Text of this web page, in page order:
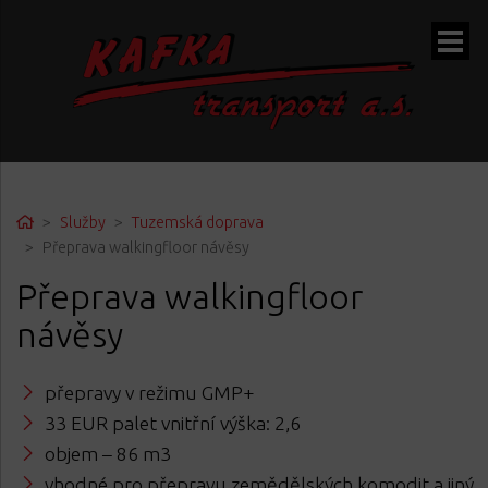
HomeSlužby
Tuzemská doprava
Přeprava walkingfloor návěsy
Přeprava walkingfloor
návěsy
přepravy v režimu GMP+
33 EUR palet vnitřní výška: 2,6
objem – 86 m3